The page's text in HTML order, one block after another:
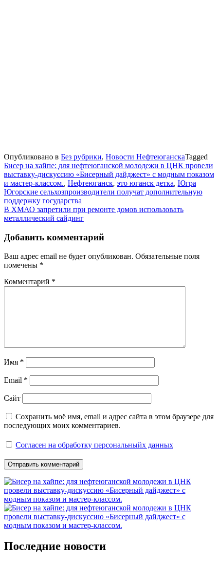
Опубликовано в Без рубрики, Новости НефтеюганскаTagged
Бисер на хайпе: для нефтеюганской молодежи в ЦНК провели
выставку-дискуссию «Бисерный дайджест» с модным показом
и мастер-классом., Нефтеюганск, это юганск детка, Югра
Навигация
по
записям
Югорские сельхозпроизводители получат дополнительную
поддержку государства
В ХМАО запретили при ремонте домов использовать
металлический сайдинг
Добавить комментарий
Ваш адрес email не будет опубликован. Обязательные поля
помечены *
Комментарий *
Имя *
Email *
Сайт
Сохранить моё имя, email и адрес сайта в этом браузере для
последующих моих комментариев.
Согласен на обработку персональныйх данных
Последние новости